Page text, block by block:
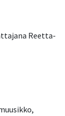
Reetta-